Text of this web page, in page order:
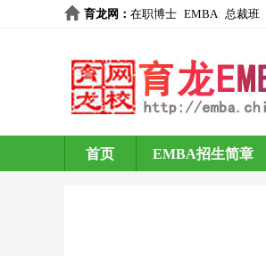
育龙网 ： 在职博士 EMBA 总裁班
首页 EMBA招生简章